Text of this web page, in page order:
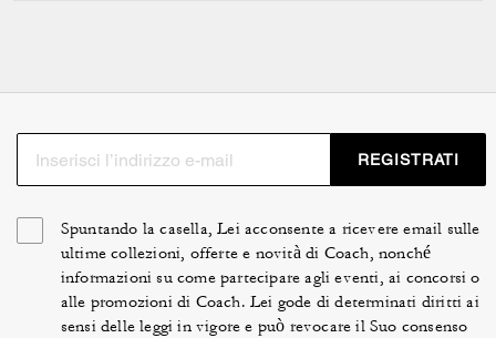
REGISTRATI
Spuntando la casella, Lei acconsente a ricevere email sulle
ultime collezioni, offerte e novità di Coach, nonché
informazioni su come partecipare agli eventi, ai concorsi o
alle promozioni di Coach. Lei gode di determinati diritti ai
sensi delle leggi in vigore e può revocare il Suo consenso